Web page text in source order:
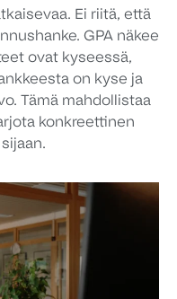
Ei riitä, että
GPA näkee
ovat kyseessä,
on kyse ja
Tämä mahdollistaa
konkreettinen